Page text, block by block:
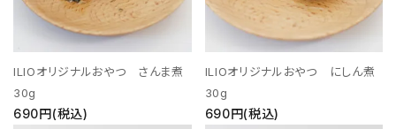
ILIOオリジナルおやつ さんま煮
30g
690円(税込)
ILIOオリジナルおやつ にしん煮
30g
690円(税込)